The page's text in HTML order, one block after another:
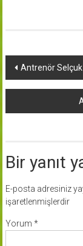
Yazı
dolaşımı
Antrenör Selçuk
Bir yanıt
E-posta adresiniz
işaretlenmişlerdir
Yorum *